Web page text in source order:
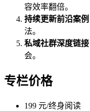
容效率翻倍。
持续更新前沿案例
法。
私域社群深度链接
会。
专栏价格
199 元/终身阅读